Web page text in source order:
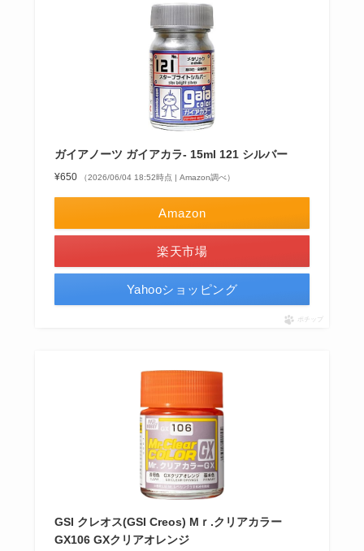
ガイアノーツ ガイアカラ- 15ml 121 シルバー
¥650 （2026/06/04 18:52時点 | Amazon調べ）
Amazon
楽天市場
Yahooショッピング
ポチップ
GSI クレオス(GSI Creos) Mｒ.クリアカラー
GX106 GXクリアオレンジ